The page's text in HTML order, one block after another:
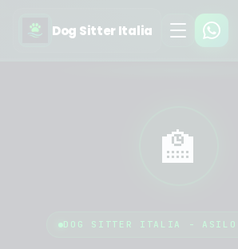
Dog Sitter Italia
🏫
DOG SITTER ITALIA - ASILO